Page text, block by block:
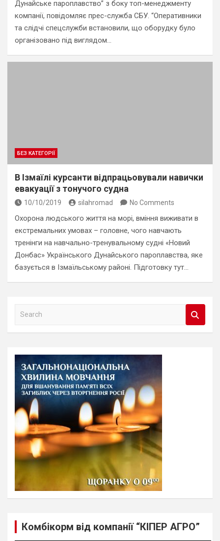
Дунайське пароплавство” з боку топ-менеджменту
компанії, повідомляє прес-служба СБУ. “Оперативники
та слідчі спецслужби встановили, що оборудку було
організовано під виглядом…
БЕЗ КАТЕГОРІЇ
В Ізмаїлі курсанти відпрацьовували навички
евакуації з тонучого судна
10/10/2019 silahromad No Comments
Охорона людського життя на морі, вміння виживати в
екстремальних умовах – головне, чого навчають
тренінги на навчально-тренувальному судні «Новий
Донбас» Українського Дунайського пароплавства, яке
базується в Ізмаїльському районі. Підготовку тут…
a
Комбікорм від компанії “КІПЕР АГРО”